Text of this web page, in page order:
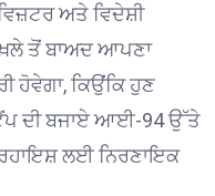
ਅਤੇ ਵਿਦੇਸ਼ੀ
ਤੋਂ ਬਾਅਦ ਆਪਣਾ
ਹੋਵੇਗਾ, ਕਿਉਂਕਿ ਹੁਣ
ਦੀ ਬਜਾਏ ਆਈ-94 ਉੱਤੇ
ਲਈ ਨਿਰਣਾਇਕ